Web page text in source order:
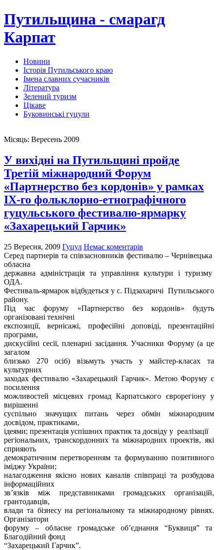
Путильщина - смарагд
Карпат
Новини
Історія Путильського краю
Імена славних сучасників
Література
Зелений туризм
Цікаве
Буковинські гуцули
Місяць: Вересень 2009
У вихідні на Путильщині пройде
Третій міжнародний Форум
«Партнерство без кордонів» у рамках
IX-го фольклорно-етнографічного
гуцульського фестивалю-ярмарку
«Захарецький Гарчик»
25 Вересня, 2009 Гуцул Немає коментарів
Серед партнерів та співзасновників фестивалю – Чернівецька
обласна
державна адміністрація та управління культури і туризму
ОДА.
Фестиваль-ярмарок відбудеться у с. Підзахаричі Путильського
району.
Під час форуму «Партнерство без кордонів» будуть
організовані технічні
експозиції, вернісажі, професійні доповіді, презентаційні
програми,
дискусійні сесії, пленарні засідання. Учасники Форуму (а це
загалом
близько 270 осіб) візьмуть участь у майстер-класах та
культурних
заходах фестивалю «Захарецький Гарчик». Метою Форуму є
посилення
можливостей місцевих громад Карпатського єврорегіону у
вирішенні
суспільно значущих питань через обмін міжнародним
досвідом, практиками,
ідеями; презентація успішних практик та досвіду у реалізації
регіональних, транскордонних та міжнародних проектів, які
сприяють
демократичним перетворенням та формуванню позитивного
іміджу України;
налагодження якісно нових каналів співпраці та розбудова
інформаційних
зв’язків між представниками громадських організацій,
грантодавців,
влади та бізнесу на регіональному та міжнародному рівнях.
Організатори
форуму – обласне громадське об’єднання “Буквиця” та
Благодійний фонд
“Захарецький Гарчик”.